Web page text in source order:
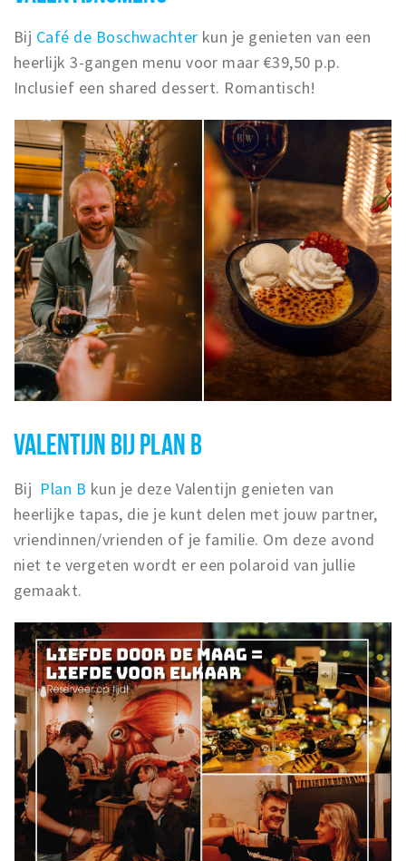
Bij Café de Boschwachter kun je genieten van een
heerlijk 3-gangen menu voor maar €39,50 p.p.
Inclusief een shared dessert. Romantisch!
VALENTIJN BIJ PLAN B
Bij Plan B kun je deze Valentijn genieten van
heerlijke tapas, die je kunt delen met jouw partner,
vriendinnen/vrienden of je familie. Om deze avond
niet te vergeten wordt er een polaroid van jullie
gemaakt.